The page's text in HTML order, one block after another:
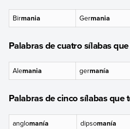
Birmania Germania
Palabras de cuatro sílabas
Alemania germanía
Palabras de cinco sílabas que
anglomanía dipsomanía